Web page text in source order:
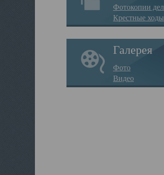
Фотокопии дел
Крестные ходы
Галерея
Фото
Видео